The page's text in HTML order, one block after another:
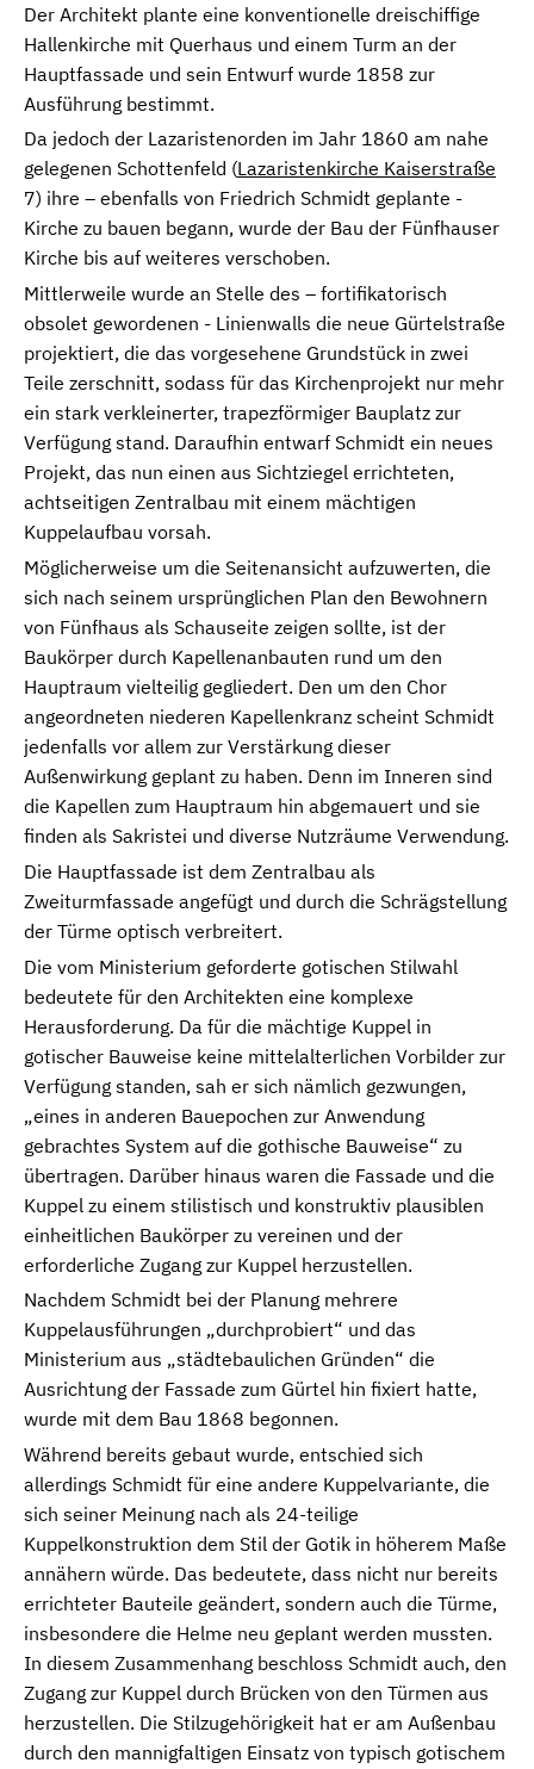
Der Architekt plante eine konventionelle dreischiffige
Hallenkirche mit Querhaus und einem Turm an der
Hauptfassade und sein Entwurf wurde 1858 zur
Ausführung bestimmt.
Da jedoch der Lazaristenorden im Jahr 1860 am nahe
gelegenen Schottenfeld (Lazaristenkirche Kaiserstraße
7) ihre – ebenfalls von Friedrich Schmidt geplante -
Kirche zu bauen begann, wurde der Bau der Fünfhauser
Kirche bis auf weiteres verschoben.
Mittlerweile wurde an Stelle des – fortifikatorisch
obsolet gewordenen - Linienwalls die neue Gürtelstraße
projektiert, die das vorgesehene Grundstück in zwei
Teile zerschnitt, sodass für das Kirchenprojekt nur mehr
ein stark verkleinerter, trapezförmiger Bauplatz zur
Verfügung stand. Daraufhin entwarf Schmidt ein neues
Projekt, das nun einen aus Sichtziegel errichteten,
achtseitigen Zentralbau mit einem mächtigen
Kuppelaufbau vorsah.
Möglicherweise um die Seitenansicht aufzuwerten, die
sich nach seinem ursprünglichen Plan den Bewohnern
von Fünfhaus als Schauseite zeigen sollte, ist der
Baukörper durch Kapellenanbauten rund um den
Hauptraum vielteilig gegliedert. Den um den Chor
angeordneten niederen Kapellenkranz scheint Schmidt
jedenfalls vor allem zur Verstärkung dieser
Außenwirkung geplant zu haben. Denn im Inneren sind
die Kapellen zum Hauptraum hin abgemauert und sie
finden als Sakristei und diverse Nutzräume Verwendung.
Die Hauptfassade ist dem Zentralbau als
Zweiturmfassade angefügt und durch die Schrägstellung
der Türme optisch verbreitert.
Die vom Ministerium geforderte gotischen Stilwahl
bedeutete für den Architekten eine komplexe
Herausforderung. Da für die mächtige Kuppel in
gotischer Bauweise keine mittelalterlichen Vorbilder zur
Verfügung standen, sah er sich nämlich gezwungen,
„eines in anderen Bauepochen zur Anwendung
gebrachtes System auf die gothische Bauweise“ zu
übertragen. Darüber hinaus waren die Fassade und die
Kuppel zu einem stilistisch und konstruktiv plausiblen
einheitlichen Baukörper zu vereinen und der
erforderliche Zugang zur Kuppel herzustellen.
Nachdem Schmidt bei der Planung mehrere
Kuppelausführungen „durchprobiert“ und das
Ministerium aus „städtebaulichen Gründen“ die
Ausrichtung der Fassade zum Gürtel hin fixiert hatte,
wurde mit dem Bau 1868 begonnen.
Während bereits gebaut wurde, entschied sich
allerdings Schmidt für eine andere Kuppelvariante, die
sich seiner Meinung nach als 24-teilige
Kuppelkonstruktion dem Stil der Gotik in höherem Maße
annähern würde. Das bedeutete, dass nicht nur bereits
errichteter Bauteile geändert, sondern auch die Türme,
insbesondere die Helme neu geplant werden mussten.
In diesem Zusammenhang beschloss Schmidt auch, den
Zugang zur Kuppel durch Brücken von den Türmen aus
herzustellen. Die Stilzugehörigkeit hat er am Außenbau
durch den mannigfaltigen Einsatz von typisch gotischem